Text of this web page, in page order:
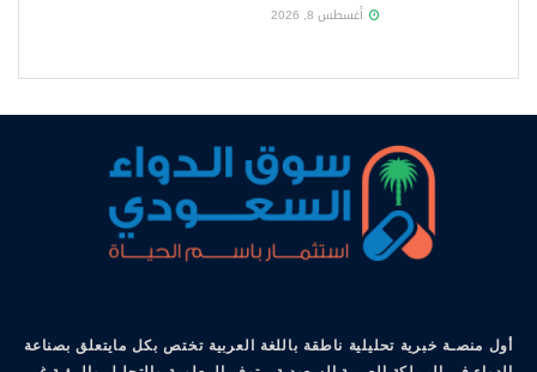
أغسطس 8, 2026
أول منصـة خبرية تحليلية ناطقة باللغة العربية تختص بكل مايتعلق بصناعة